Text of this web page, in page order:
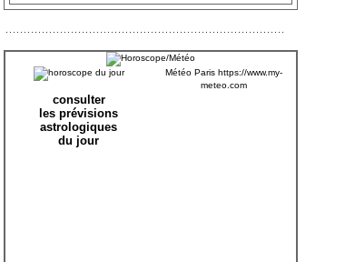
consulter
les prévisions
astrologiques
du jour
Météo Paris https://www.my-
meteo.com